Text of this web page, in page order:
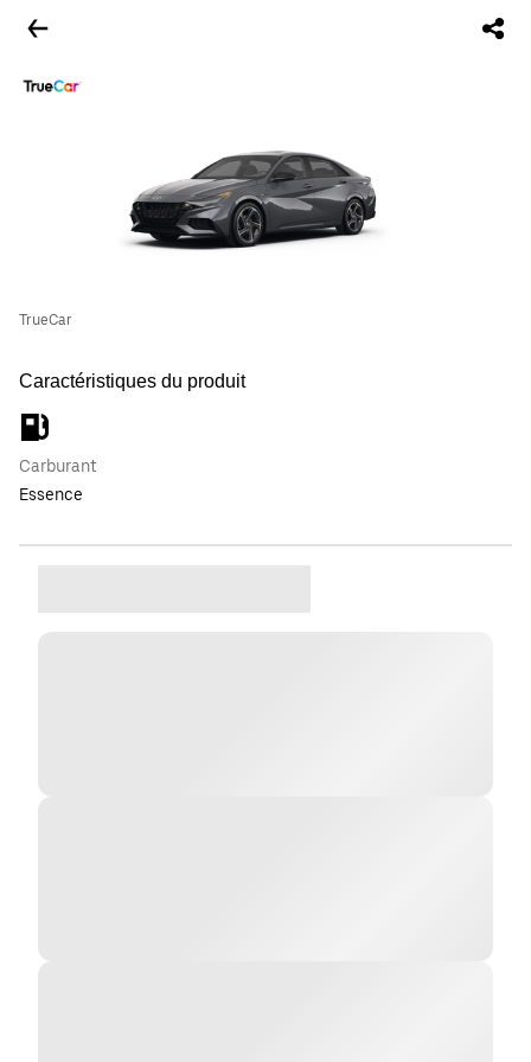
TrueCar
Caractéristiques du produit
Carburant
Essence